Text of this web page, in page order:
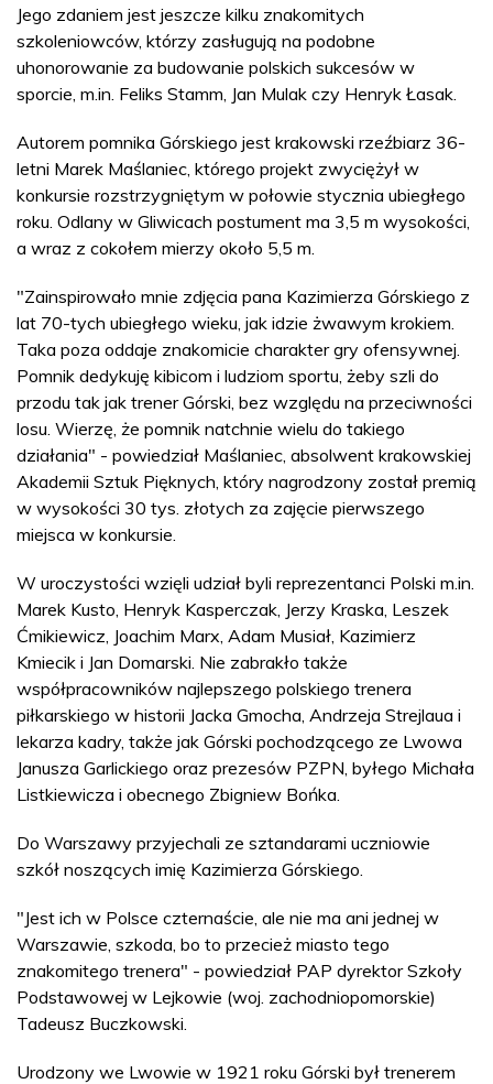
Jego zdaniem jest jeszcze kilku znakomitych
szkoleniowców, którzy zasługują na podobne
uhonorowanie za budowanie polskich sukcesów w
sporcie, m.in. Feliks Stamm, Jan Mulak czy Henryk Łasak.
Autorem pomnika Górskiego jest krakowski rzeźbiarz 36-
letni Marek Maślaniec, którego projekt zwyciężył w
konkursie rozstrzygniętym w połowie stycznia ubiegłego
roku. Odlany w Gliwicach postument ma 3,5 m wysokości,
a wraz z cokołem mierzy około 5,5 m.
"Zainspirowało mnie zdjęcia pana Kazimierza Górskiego z
lat 70-tych ubiegłego wieku, jak idzie żwawym krokiem.
Taka poza oddaje znakomicie charakter gry ofensywnej.
Pomnik dedykuję kibicom i ludziom sportu, żeby szli do
przodu tak jak trener Górski, bez względu na przeciwności
losu. Wierzę, że pomnik natchnie wielu do takiego
działania" - powiedział Maślaniec, absolwent krakowskiej
Akademii Sztuk Pięknych, który nagrodzony został premią
w wysokości 30 tys. złotych za zajęcie pierwszego
miejsca w konkursie.
W uroczystości wzięli udział byli reprezentanci Polski m.in.
Marek Kusto, Henryk Kasperczak, Jerzy Kraska, Leszek
Ćmikiewicz, Joachim Marx, Adam Musiał, Kazimierz
Kmiecik i Jan Domarski. Nie zabrakło także
współpracowników najlepszego polskiego trenera
piłkarskiego w historii Jacka Gmocha, Andrzeja Strejlaua i
lekarza kadry, także jak Górski pochodzącego ze Lwowa
Janusza Garlickiego oraz prezesów PZPN, byłego Michała
Listkiewicza i obecnego Zbigniew Bońka.
Do Warszawy przyjechali ze sztandarami uczniowie
szkół noszących imię Kazimierza Górskiego.
"Jest ich w Polsce czternaście, ale nie ma ani jednej w
Warszawie, szkoda, bo to przecież miasto tego
znakomitego trenera" - powiedział PAP dyrektor Szkoły
Podstawowej w Lejkowie (woj. zachodniopomorskie)
Tadeusz Buczkowski.
Urodzony we Lwowie w 1921 roku Górski był trenerem